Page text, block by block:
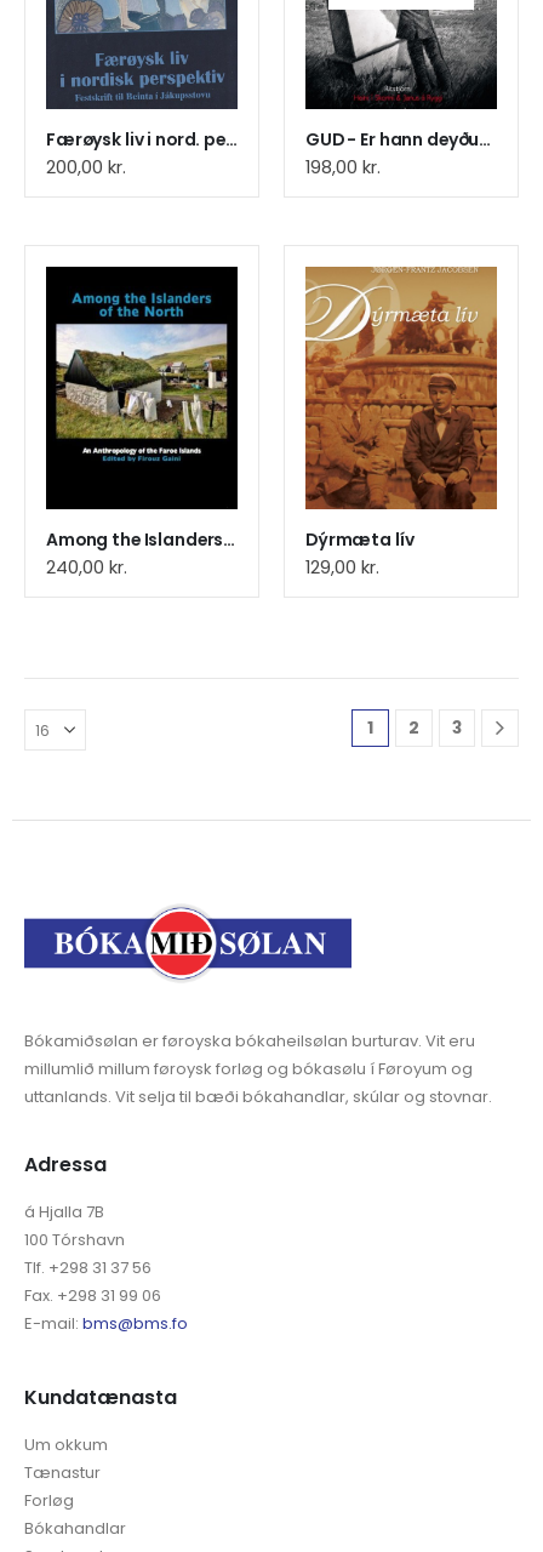
Færøysk liv i nord. perspektiv
200,00 kr.
GUD - Er hann deyður ?
198,00 kr.
Among the Islanders of the Nor
240,00 kr.
Dýrmæta lív
129,00 kr.
1 2 3
Bókamiðsølan er føroyska bókaheilsølan burturav. Vit eru
millumlið millum føroysk forløg og bókasølu í Føroyum og
uttanlands. Vit selja til bæði bókahandlar, skúlar og stovnar.
Adressa
á Hjalla 7B
100 Tórshavn
Tlf. +298 31 37 56
Fax. +298 31 99 06
E-mail: bms@bms.fo
Kundatænasta
Um okkum
Tænastur
Forløg
Bókahandlar